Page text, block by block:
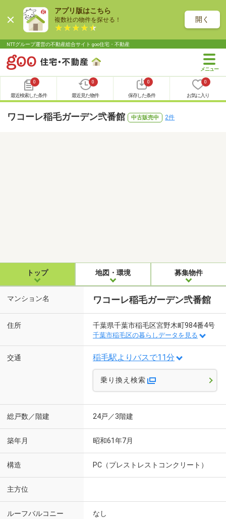
アプリ版はこちら
複数社の物件を探せる！ 開く
NTTグループ運営の不動産総合サイト goo住宅・不動産
0
最近検索した条件
0
最近見た物件
0
保存した条件
0
お気に入り
ワコーレ稲毛ガーデン弐番館 中古販売中 2件
トップ 地図・環境 募集物件
マンション名 ワコーレ稲毛ガーデン弐番館
住所 千葉県千葉市稲毛区宮野木町984番4号
千葉市稲毛区の暮らしデータを見る
交通 稲毛駅よりバスで11分
乗り換え検索
総戸数／階建 24戸／3階建
築年月 昭和61年7月
構造 PC（プレストレストコンクリート）
主方位
ルーフバルコニー なし